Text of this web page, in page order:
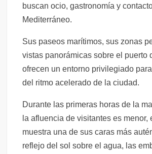
buscan ocio, gastronomía y
Mediterráneo.
Sus paseos marítimos, sus zonas
vistas panorámicas sobre el puerto
ofrecen un entorno privilegiado
del ritmo acelerado de la ciudad.
Durante las primeras horas de la
la afluencia de visitantes es menor,
muestra una de sus caras más
reflejo del sol sobre el agua, las